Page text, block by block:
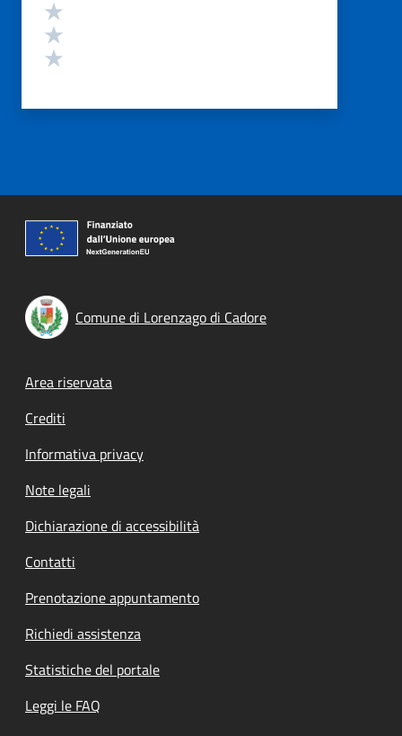
Comune di Lorenzago di Cadore
Footer menu
Area riservata
Crediti
Informativa privacy
Note legali
Dichiarazione di accessibilità
Contatti
Prenotazione appuntamento
Richiedi assistenza
Statistiche del portale
Leggi le FAQ